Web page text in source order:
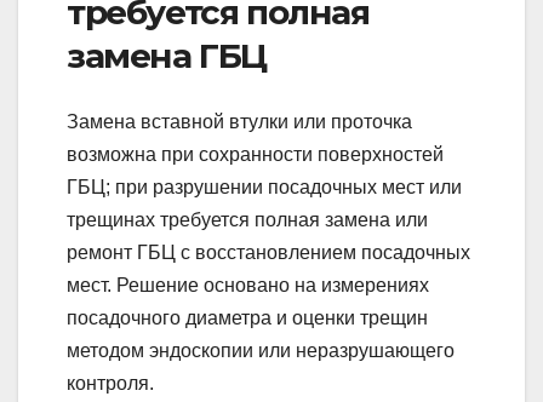
требуется полная
замена ГБЦ
Замена вставной втулки или проточка
возможна при сохранности поверхностей
ГБЦ; при разрушении посадочных мест или
трещинах требуется полная замена или
ремонт ГБЦ с восстановлением посадочных
мест. Решение основано на измерениях
посадочного диаметра и оценки трещин
методом эндоскопии или неразрушающего
контроля.